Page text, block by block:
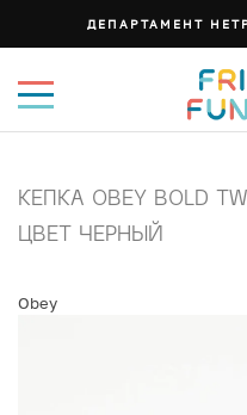
ДЕПАРТАМЕНТ
КЕПКА OBEY BOLD
ЦВЕТ ЧЕРНЫЙ
Obey